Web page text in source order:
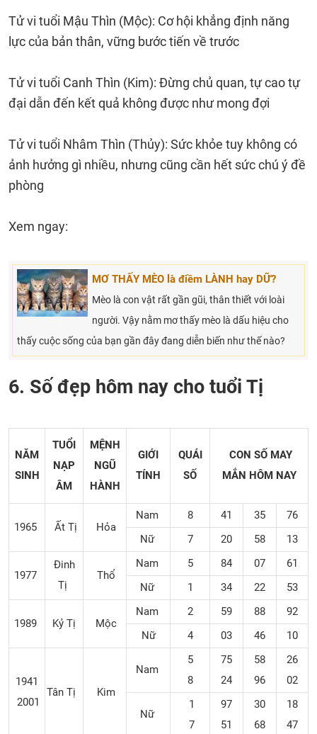
Tử vi tuổi Mậu Thìn (Mộc): Cơ hội khẳng định năng
lực của bản thân, vững bước tiến về trước
Tử vi tuổi Canh Thìn (Kim): Đừng chủ quan, tự cao tự
đại dẫn đến kết quả không được như mong đợi
Tử vi tuổi Nhâm Thìn (Thủy): Sức khỏe tuy không có
ảnh hưởng gì nhiều, nhưng cũng cần hết sức chú ý đề
phòng
Xem ngay:
MƠ THẤY MÈO là điềm LÀNH hay DỮ?
Mèo là con vật rất gần gũi, thân thiết với loài
người. Vậy nằm mơ thấy mèo là dấu hiệu cho
thấy cuộc sống của bạn gần đây đang diễn biến như thế nào?
6. Số đẹp hôm nay cho tuổi Tị
NĂM
SINH
TUỔI
NẠP
ÂM
MỆNH
NGŨ
HÀNH
GIỚI
TÍNH
QUÁI
SỐ
CON SỐ MAY
MẮN HÔM NAY
1965 Ất Tị Hỏa
Nam 8 41 35
76
Nữ
7 20 58 13
1977
Đinh
Tị
Thổ
Nam 5 84 07
61
Nữ
1 34 22 53
1989 Kỷ Tị Mộc
Nam 2 59 88
92
Nữ
4 03 46 10
1941
2001
Tân Tị Kim
Nam
5
8
75
24
58
96
26
02
Nữ
1
7
97
51
30
68
18
47